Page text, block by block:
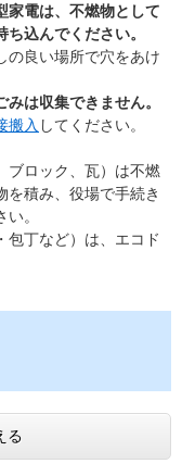
家電は、不燃物として
込んでください。
の良い場所で穴をあけ
みは収集できません。
搬入 してください。
ブロック、瓦）​は不燃
を積み、役場で手続き
。
包丁など）は、エコド
る